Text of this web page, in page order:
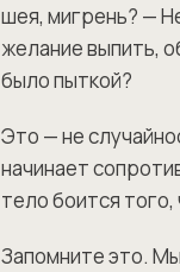
шея, мигрень? —
желание выпить,
было пыткой?
Это — не
начинает
тело боится
Запомните это.